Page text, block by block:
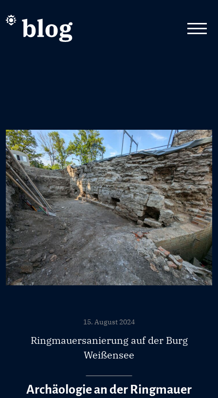
15. August 2024
Ringmauersanierung auf der Burg
Weißensee
Archäologie an der Ringmauer